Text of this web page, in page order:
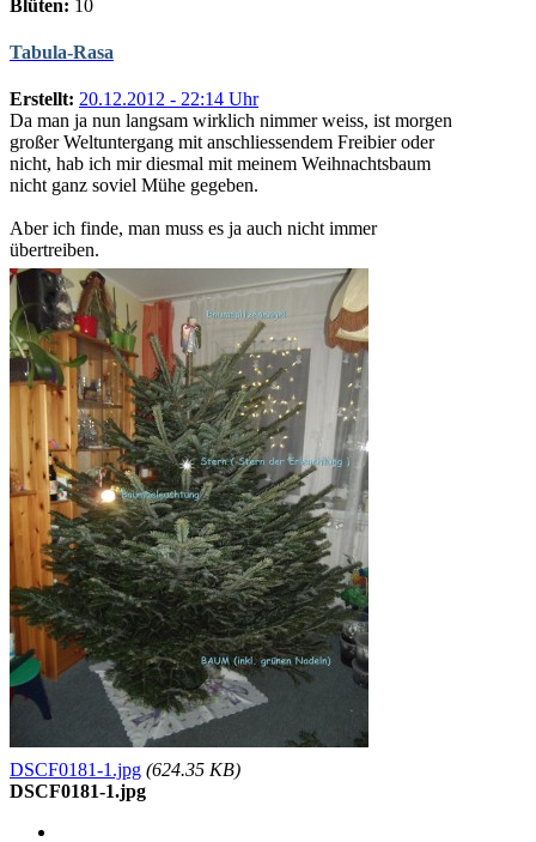
Blüten: 10
Tabula-Rasa
Erstellt: 20.12.2012 - 22:14 Uhr
Da man ja nun langsam wirklich nimmer weiss, ist morgen
großer Weltuntergang mit anschliessendem Freibier oder
nicht, hab ich mir diesmal mit meinem Weihnachtsbaum
nicht ganz soviel Mühe gegeben.
Aber ich finde, man muss es ja auch nicht immer
übertreiben.
DSCF0181-1.jpg (624.35 KB)
DSCF0181-1.jpg